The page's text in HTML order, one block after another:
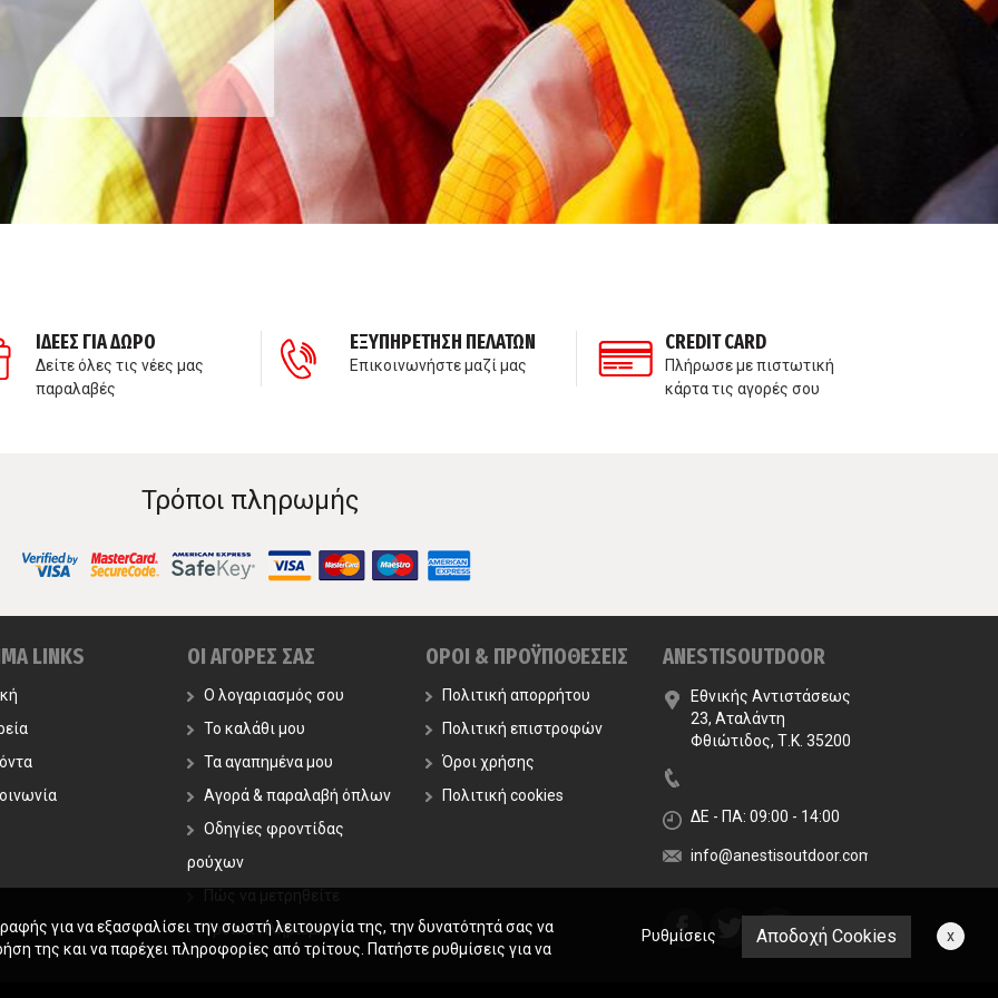
ΙΔΕΕΣ ΓΙΑ ΔΩΡΟ
Δείτε όλες τις νέες μας
παραλαβές
ΕΞΥΠΗΡΕΤΗΣΗ ΠΕΛΑΤΩΝ
Επικοινωνήστε μαζί μας
CREDIT CARD
Πλήρωσε με πιστωτική
κάρτα τις αγορές σου
Τρόποι πληρωμής
LINKS ΟΙ ΑΓΟΡΕΣ ΣΑΣ
Ο λογαριασμός σου
Το καλάθι μου
Τα αγαπημένα μου
Αγορά & παραλαβή όπλων
Οδηγίες φροντίδας
ρούχων
Τρόποι Πληρωμής
ΟΡΟΙ & ΠΡΟΫΠΟΘΕΣΕΙΣ
Πολιτική απορρήτου
Πολιτική επιστροφών
Όροι χρήσης
Πολιτική cookies
ANESTISOUTDOOR
Εθνικής Αντιστάσεως
23, Αταλάντη
Φθιώτιδος, Τ.Κ. 35200
ΔΕ - ΠΑ: 09:00 - 14:00
info@anestisoutdoor.com
για να εξασφαλίσει την σωστή λειτουργία της, την δυνατότητά σας να
της και να παρέχει πληροφορίες από τρίτους. Πατήστε ρυθμίσεις για να
Ρυθμίσεις Αποδοχή Cookies x